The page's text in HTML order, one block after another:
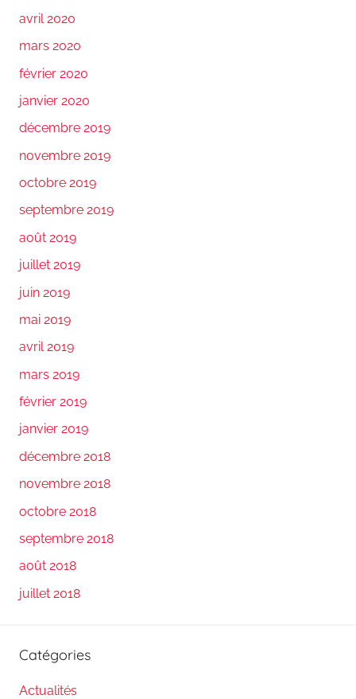
avril 2020
mars 2020
février 2020
janvier 2020
décembre 2019
novembre 2019
octobre 2019
septembre 2019
août 2019
juillet 2019
juin 2019
mai 2019
avril 2019
mars 2019
février 2019
janvier 2019
décembre 2018
novembre 2018
octobre 2018
septembre 2018
août 2018
juillet 2018
Catégories
Actualités